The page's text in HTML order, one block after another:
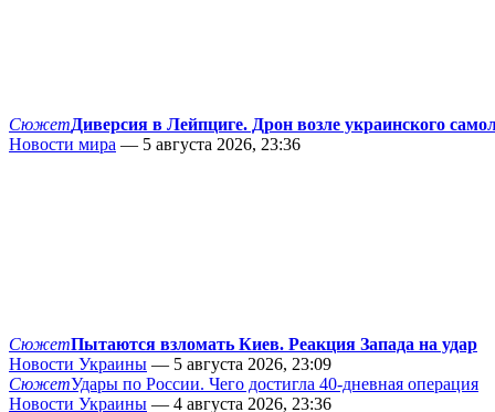
СюжетДиверсия в Лейпциге. Дрон возле украинского
Новости мира — 5 августа 2026, 23:36
СюжетПытаются взломать Киев. Реакция Запада на удар
Новости Украины — 5 августа 2026, 23:09
СюжетУдары по России. Чего достигла 40-дневная операция
Новости Украины — 4 августа 2026, 23:36